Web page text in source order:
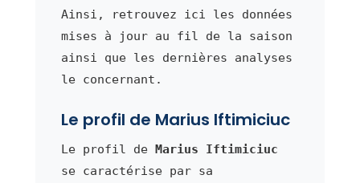
Ainsi, retrouvez ici les données
mises à jour au fil de la saison
ainsi que les dernières analyses
le concernant.
Le profil de Marius Iftimiciuc
Le profil de Marius Iftimiciuc
se caractérise par sa